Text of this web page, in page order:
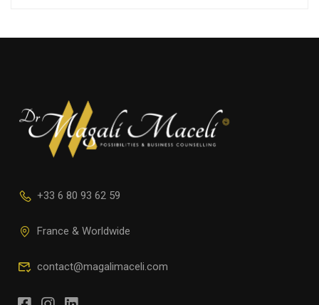
+33 6 80 93 62 59
France & Worldwide
contact@magalimaceli.com